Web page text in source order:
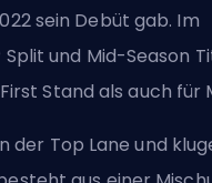
sein Debüt gab. Im
und Mid-Season
Stand als auch für
der Top Lane und